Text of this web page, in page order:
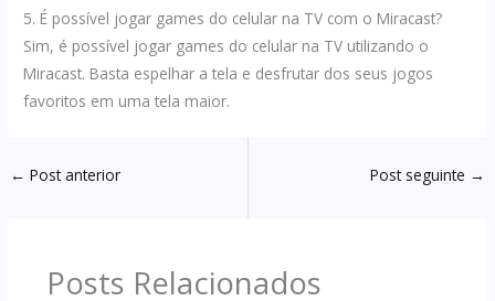
5. É possível jogar games do celular na TV com o Miracast?
Sim, é possível jogar games do celular na TV utilizando o
Miracast. Basta espelhar a tela e desfrutar dos seus jogos
favoritos em uma tela maior.
← Post anterior Post seguinte →
Posts Relacionados